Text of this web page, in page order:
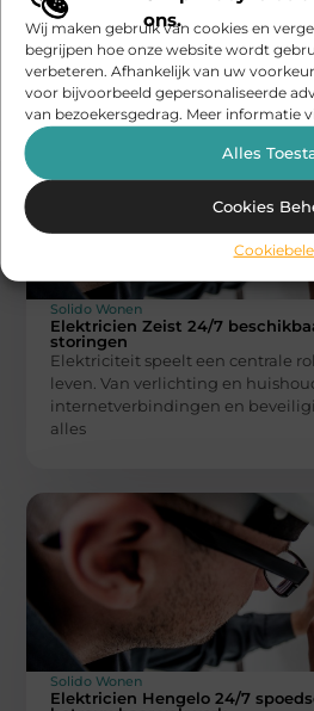
ons.
Wij maken gebruik van cookies en
begrijpen hoe onze website wordt
verbeteren. Afhankelijk van uw
voor bijvoorbeeld gepersonaliseerde
van bezoekersgedrag. Meer informatie
Alles
Cookies
Gerelateerde
Solido Wonen
Elektricien Zeist 24/7
storingen
Elektriciteit speelt een centrale
leven. Van verlichting en
internetverbindingen en
alles
Solido Wonen
Elektricien Hengelo 24/7